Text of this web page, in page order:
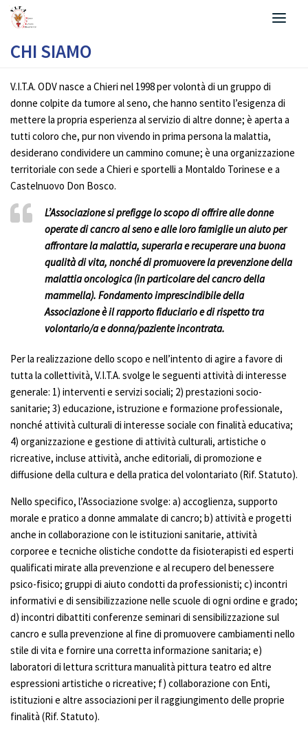
Salta al contenuto
CHI SIAMO
V.I.T.A. ODV nasce a Chieri nel 1998 per volontà di un gruppo di
donne colpite da tumore al seno, che hanno sentito l’esigenza di
mettere la propria esperienza al servizio di altre donne; è aperta a
tutti coloro che, pur non vivendo in prima persona la malattia,
desiderano condividere un cammino comune; è una organizzazione
territoriale con sede a Chieri e sportelli a Montaldo Torinese e a
Castelnuovo Don Bosco.
L’Associazione si prefigge lo scopo di offrire alle donne
operate di cancro al seno e alle loro famiglie un aiuto per
affrontare la malattia, superarla e recuperare una buona
qualità di vita, nonché di promuovere la prevenzione della
malattia oncologica (in particolare del cancro della
mammella). Fondamento imprescindibile della
Associazione è il rapporto fiduciario e di rispetto tra
volontario/a e donna/paziente incontrata.
Per la realizzazione dello scopo e nell’intento di agire a favore di
tutta la collettività, V.I.T.A. svolge le seguenti attività di interesse
generale: 1) interventi e servizi sociali; 2) prestazioni socio-
sanitarie; 3) educazione, istruzione e formazione professionale,
nonché attività culturali di interesse sociale con finalità educativa;
4) organizzazione e gestione di attività culturali, artistiche o
ricreative, incluse attività, anche editoriali, di promozione e
diffusione della cultura e della pratica del volontariato (Rif. Statuto).
Nello specifico, l’Associazione svolge: a) accoglienza, supporto
morale e pratico a donne ammalate di cancro; b) attività e progetti
anche in collaborazione con le istituzioni sanitarie, attività
corporee e tecniche olistiche condotte da fisioterapisti ed esperti
qualificati mirate alla prevenzione e al recupero del benessere
psico-fisico; gruppi di aiuto condotti da professionisti; c) incontri
informativi e di sensibilizzazione nelle scuole di ogni ordine e grado;
d) incontri dibattiti conferenze seminari di sensibilizzazione sul
cancro e sulla prevenzione al fine di promuovere cambiamenti nello
stile di vita e fornire una corretta informazione sanitaria; e)
laboratori di lettura scrittura manualità pittura teatro ed altre
espressioni artistiche o ricreative; f) collaborazione con Enti,
istituzioni e altre associazioni per il raggiungimento delle proprie
finalità (Rif. Statuto).